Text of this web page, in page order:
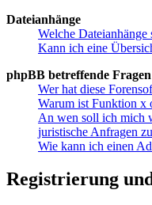
Dateianhänge
Welche
Kann ich eine
phpBB betreffende Fragen
Wer hat diese
Warum ist Funktion x
An wen soll ich mich
juristische Anfragen
Wie kann ich einen
Registrierung